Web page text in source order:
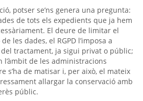
potser se’ns genera una pregunta:
de tots els expedients que ja hem
El deure de limitar el
les dades, el RGPD l’imposa a
tractament, ja sigui privat o públic;
l’àmbit de les administracions
s’ha de matisar i, per això, el mateix
allargar la conservació amb
públic.